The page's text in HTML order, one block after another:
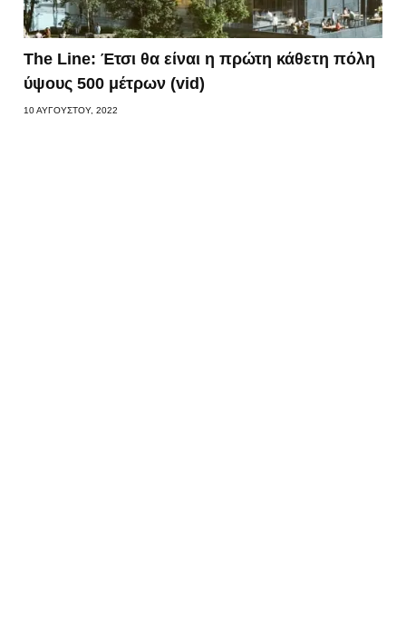
The Line: Έτσι θα είναι η πρώτη κάθετη πόλη
ύψους 500 μέτρων (vid)
10 ΑΥΓΟΎΣΤΟΥ, 2022